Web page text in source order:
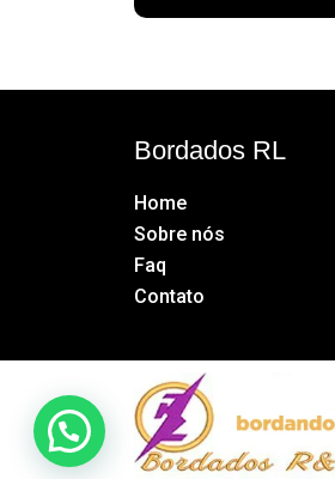
Bordados RL
Home
Sobre nós
Faq
Contato